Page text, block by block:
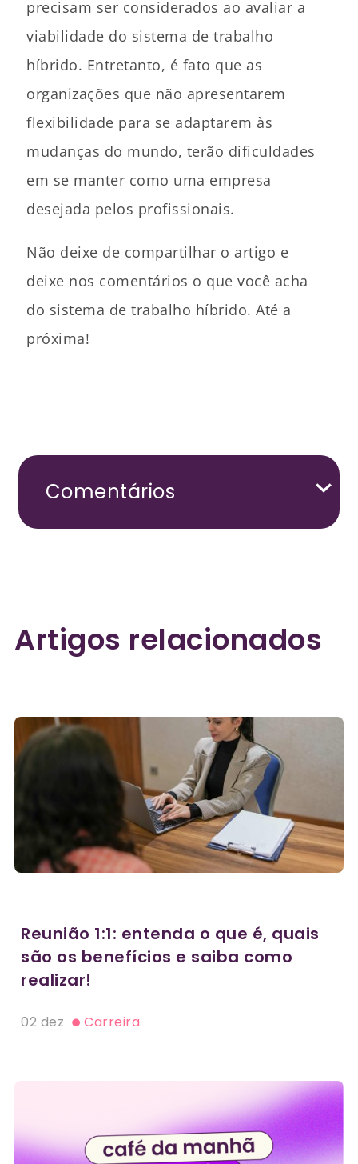
precisam ser considerados ao avaliar a
viabilidade do sistema de trabalho
híbrido. Entretanto, é fato que as
organizações que não apresentarem
flexibilidade para se adaptarem às
mudanças do mundo, terão dificuldades
em se manter como uma empresa
desejada pelos profissionais.
Não deixe de compartilhar o artigo e
deixe nos comentários o que você acha
do sistema de trabalho híbrido. Até a
próxima!
Comentários
Artigos relacionados
Reunião 1:1: entenda o que é, quais
são os benefícios e saiba como
realizar!
02 dez Carreira